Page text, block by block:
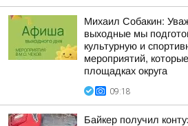
Михаил Собакин:
выходные мы
культурную и
мероприятий,
площадках округа
09:18
Байкер получил